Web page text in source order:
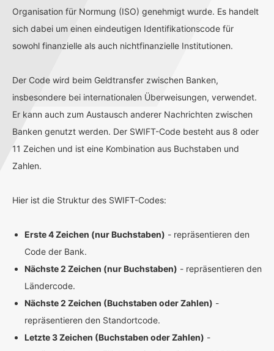
Organisation für Normung (ISO) genehmigt wurde. Es handelt
sich dabei um einen eindeutigen Identifikationscode für
sowohl finanzielle als auch nichtfinanzielle Institutionen.
Der Code wird beim Geldtransfer zwischen Banken,
insbesondere bei internationalen Überweisungen, verwendet.
Er kann auch zum Austausch anderer Nachrichten zwischen
Banken genutzt werden. Der SWIFT-Code besteht aus 8 oder
11 Zeichen und ist eine Kombination aus Buchstaben und
Zahlen.
Hier ist die Struktur des SWIFT-Codes:
Erste 4 Zeichen (nur Buchstaben) - repräsentieren den
Code der Bank.
Nächste 2 Zeichen (nur Buchstaben) - repräsentieren den
Ländercode.
Nächste 2 Zeichen (Buchstaben oder Zahlen) -
repräsentieren den Standortcode.
Letzte 3 Zeichen (Buchstaben oder Zahlen) -